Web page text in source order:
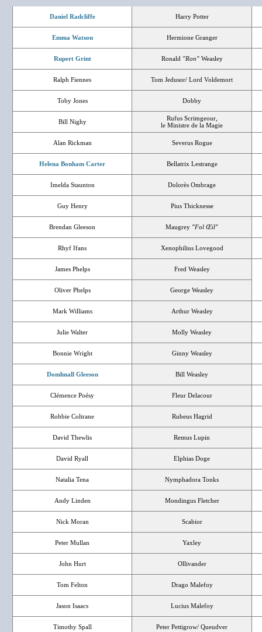
Daniel Radcliffe Harry Potter
Emma Watson Hermione Granger
Rupert Grint Ronald "Ron"Weasley
Ralph Fiennes Tom Jedusor/ Lord Voldemort
Toby Jones Dobby
Bill Nighy
Rufus Scrimgeour,
le Ministre de la Magie
Alan Rickman Severus Rogue
Helena Bonham Carter Bellatrix Lestrange
Imelda Staunton Dolorès Ombrage
Guy Henry Pius Thicknesse
Brendan Gleeson Maugrey "Fol Œil"
Rhyf Ifans Xenophilius Lovegood
James Phelps Fred Weasley
Oliver Phelps George Weasley
Mark Williams Arthur Weasley
Julie Walter Molly Weasley
Bonnie Wright Ginny Weasley
Domhnall Gleeson Bill Weasley
Clémence Poésy Fleur Delacour
Robbie Coltrane Rubeus Hagrid
David Thewlis Remus Lupin
David Ryall Elphias Doge
Natalia Tena Nymphadora Tonks
Andy Linden Mondingus Fletcher
Nick Moran Scabior
Peter Mullan Yaxley
John Hurt Ollivander
Tom Felton Drago Malefoy
Jason Isaacs Lucius Malefoy
Timothy Spall Peter Pettigrow/ Queudver